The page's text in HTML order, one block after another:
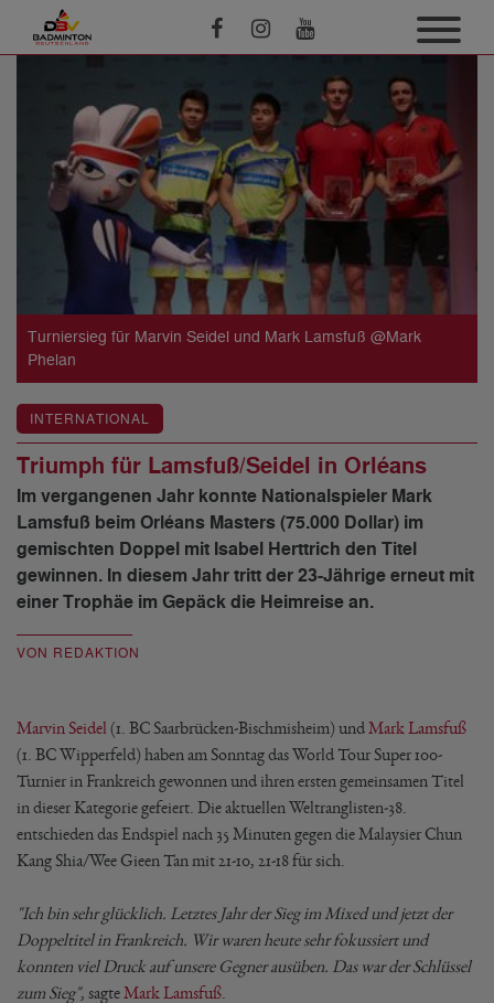
Turniersieg für Marvin Seidel und Mark Lamsfuß @Mark
Phelan
INTERNATIONAL
Triumph für Lamsfuß/Seidel in Orléans
Im vergangenen Jahr konnte Nationalspieler Mark
Lamsfuß beim Orléans Masters (75.000 Dollar) im
gemischten Doppel mit Isabel Herttrich den Titel
gewinnen. In diesem Jahr tritt der 23-Jährige erneut mit
einer Trophäe im Gepäck die Heimreise an.
VON REDAKTION
Marvin Seidel (1. BC Saarbrücken-Bischmisheim) undMark Lamsfuß
(1. BC Wipperfeld) haben am Sonntag das World Tour Super 100-
Turnier in Frankreich gewonnen und ihren ersten gemeinsamen Titel
in dieser Kategorie gefeiert. Die aktuellen Weltranglisten-38.
entschieden das Endspiel nach 35 Minuten gegen die Malaysier Chun
Kang Shia/Wee Gieen Tan mit 21-10, 21-18 für sich.
"Ich bin sehr glücklich. Letztes Jahr der Sieg im Mixed und jetzt der
Doppeltitel in Frankreich. Wir waren heute sehr fokussiert und
konnten viel Druck auf unsere Gegner ausüben. Das war der Schlüssel
zum Sieg", sagteMark Lamsfuß